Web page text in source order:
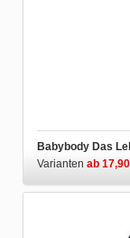
Babybody Das
Varianten ab